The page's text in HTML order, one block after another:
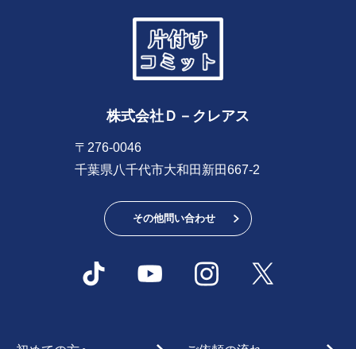
株式会社Ｄ－クレアス
〒276-0046
千葉県八千代市大和田新田667-2
その他問い合わせ